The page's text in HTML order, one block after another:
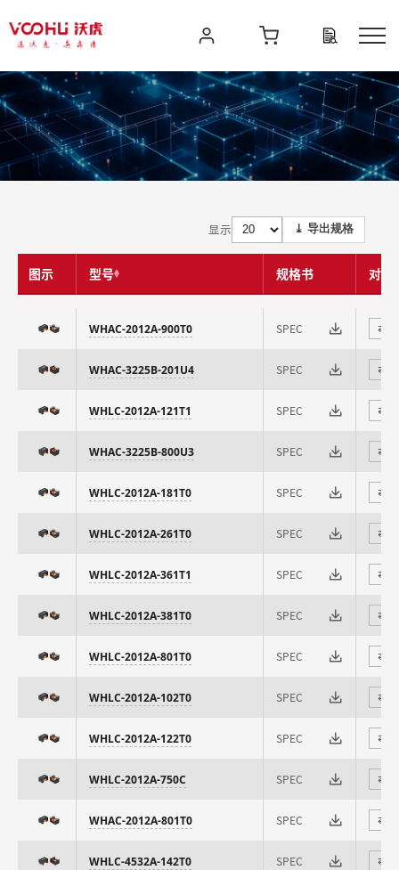
显示 ⤓ 导出规格
图示 型号 规格书 对比
WHAC-2012A-900T0 SPEC ⇄
WHAC-3225B-201U4 SPEC ⇄
WHLC-2012A-121T1 SPEC ⇄
WHAC-3225B-800U3 SPEC ⇄
WHLC-2012A-181T0 SPEC ⇄
WHLC-2012A-261T0 SPEC ⇄
WHLC-2012A-361T1 SPEC ⇄
WHLC-2012A-381T0 SPEC ⇄
WHLC-2012A-801T0 SPEC ⇄
WHLC-2012A-102T0 SPEC ⇄
WHLC-2012A-122T0 SPEC ⇄
WHLC-2012A-750C SPEC ⇄
WHAC-2012A-801T0 SPEC ⇄
WHLC-4532A-142T0 SPEC ⇄